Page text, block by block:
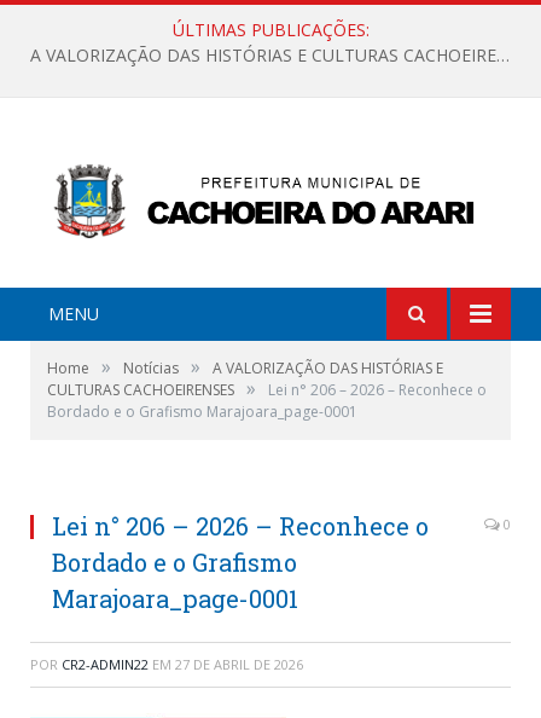
ÚLTIMAS PUBLICAÇÕES:
A VALORIZAÇÃO DAS HISTÓRIAS E CULTURAS CACHOEIRENSES
MENU
Home » Notícias »
A VALORIZAÇÃO DAS HISTÓRIAS E
CULTURAS CACHOEIRENSES »
Lei n° 206 – 2026 – Reconhece o
Bordado e o Grafismo Marajoara_page-0001
Lei n° 206 – 2026 – Reconhece o
Bordado e o Grafismo
Marajoara_page-0001
0
POR CR2-ADMIN22 EM 27 DE ABRIL DE 2026